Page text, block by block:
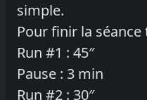
simple.
Pour finir la
Run #1 : 45″
Pause : 3 min
Run #2 : 30″